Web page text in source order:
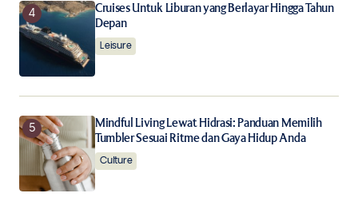
Cruises Untuk Liburan yang Berlayar Hingga Tahun
Depan
Leisure
Mindful Living Lewat Hidrasi: Panduan Memilih
Tumbler Sesuai Ritme dan Gaya Hidup Anda
Culture